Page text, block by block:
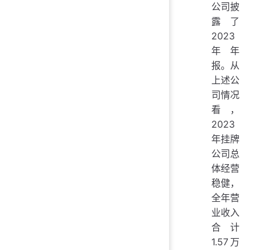
公司披
露了
2023
年年
报。从
上述公
司情况
看，
2023
年挂牌
公司总
体经营
稳健，
全年营
业收入
合计
1.57万